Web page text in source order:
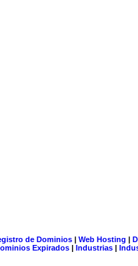
de Dominios| Web Hosting |
Expirados | Industrias |